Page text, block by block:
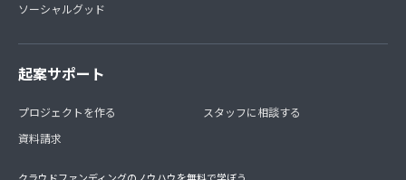
ソーシャルグッド
起案サポート
プロジェクトを作る
資料請求
スタッフに相談する